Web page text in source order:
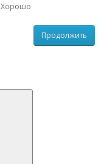
Хорошо
Продолжить